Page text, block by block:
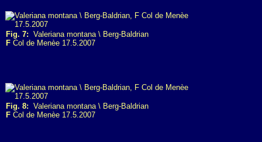
Fig. 7: Valeriana montana \ Berg-Baldrian
F Col de Menèe 17.5.2007
Fig. 8: Valeriana montana \ Berg-Baldrian
F Col de Menèe 17.5.2007